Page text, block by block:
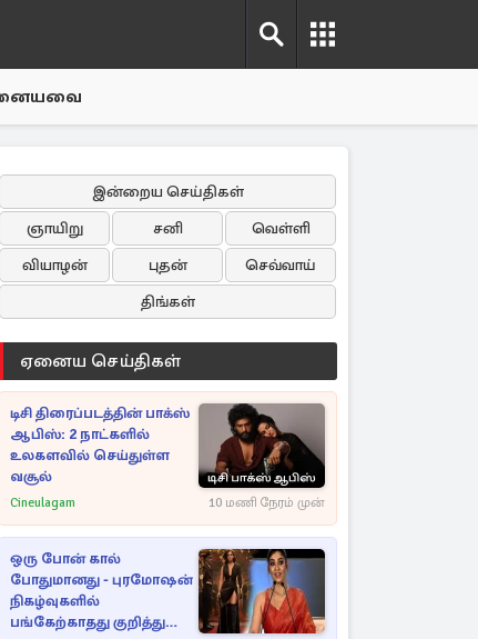
இன்றைய செய்திகள்
ஞாயிறு
சனி
வெள்ளி
வியாழன்
புதன்
செவ்வாய்
திங்கள்
ஏனைய செய்திகள்
டிசி திரைப்படத்தின் பாக்ஸ்
ஆபிஸ்: 2 நாட்களில்
உலகளவில் செய்துள்ள
வசூல்
Cineulagam 10 மணி நேரம் முன்
ஒரு போன் கால்
போதுமானது - புரமோஷன்
நிகழ்வுகளில்
பங்கேற்காதது குறித்து